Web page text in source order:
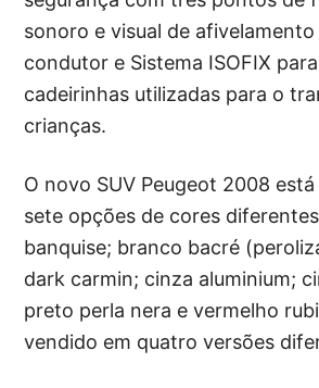
sonoro e visual de
condutor e Sistema ISOFIX
cadeirinhas utilizadas para o
crianças.
O novo SUV Peugeot 2008
sete opções de cores
banquise; branco bacré
dark carmin; cinza aluminium;
preto perla nera e vermelho
vendido em quatro versões